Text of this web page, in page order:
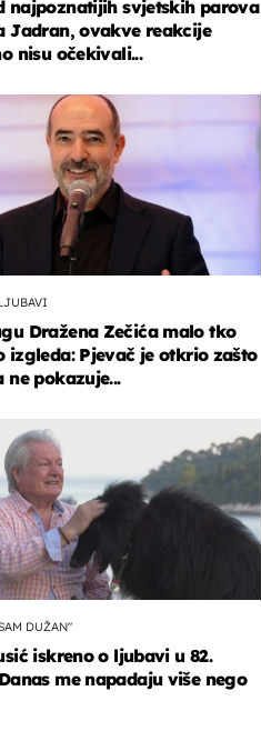
najpoznatijih svjetskih parova
Jadran, ovakve reakcije
nisu očekivali...
Dražena Zečića malo tko
izgleda: Pjevač je otkrio zašto
ne pokazuje...
DUŽAN"
iskreno o ljubavi u 82.
me napadaju više nego